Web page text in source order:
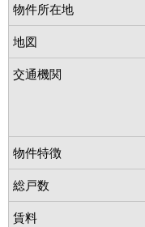
物件所在地
地図
交通機関
物件特徴
総戸数
賃料